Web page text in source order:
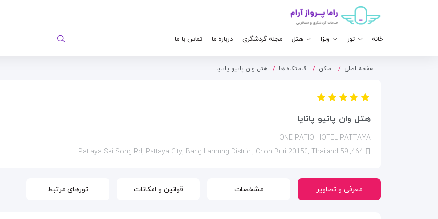
خانه تور ویزا هتل مجله گردشگری درباره ما تماس با ما
صفحه اصلی اماکن اقامتگاه ها هتل وان پاتیو پاتایا
هتل وان پاتیو پاتایا
ONE PATIO HOTEL PATTAYA
معرفی و تصاویر مشخصات قوانین و امکانات تورهای مرتبط